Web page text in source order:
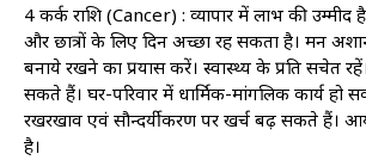
4 कर्क राशि (Cancer) : व्यापार में लाभ की उम्मीद
और छात्रों के लिए दिन अच्छा रह सकता है। मन
बनाये रखने का प्रयास करें। स्वास्थ्‍य के प्रति सचेत
सकते हैं। घर-परिवार में धार्मिक-मांगलिक कार्य
रखरखाव एवं सौन्दर्यीकरण पर खर्च बढ़ सकते हैं।
है।